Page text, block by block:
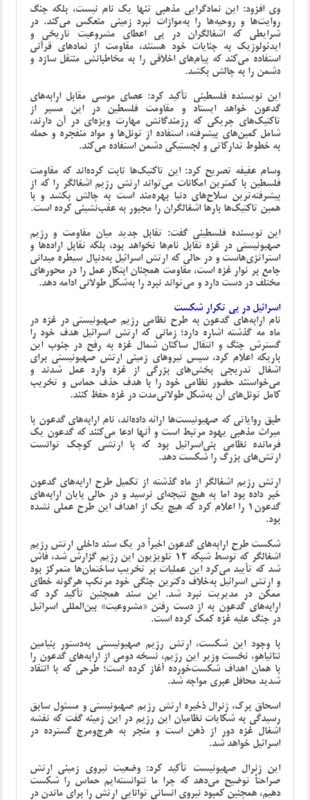
وی افزود: این نمادگرایی مذهبی تنها یک نام نیست، بلکه جنگ
روایت‌ها و روحیه‌ها را به‌موازات نبرد زمینی منعکس می‌کند. در
شرایطی که اشغالگران در پی اعطای مشروعیت تاریخی و
ایدئولوژیک به جنایات خود هستند، مقاومت از نمادهای قرآنی
استفاده می‌کند که پیام‌های اخلاقی را به مخاطبانش منتقل سازد و
دشمن را به چالش بکشد.
این نویسنده فلسطینی تأکید کرد: عصای موسی مقابل ارابه‌های
گدعون خواهد ایستاد و مقاومت فلسطین در این مسیر از
تاکتیک‌های چریکی که رزمندگانش مهارت ویژه‌ای در آن دارند،
شامل کمین‌های پیشرفته، استفاده از تونل‌ها و مواد منفجره و حمله
به خطوط تدارکاتی و لجستیکی دشمن استفاده می‌کند.
وسام عفیفه تصریح کرد: این تاکتیک‌ها ثابت کرده‌اند که مقاومت
فلسطین با کمترین امکانات می‌تواند ارتش رژیم اشغالگر را که از
پیشرفته‌ترین سلاح‌های دنیا بهره‌مند است به چالش بکشد و با
همین تاکتیک‌ها بارها اشغالگران را مجبور به عقب‌نشینی کرده است.
این نویسنده فلسطینی گفت: تقابل جدید میان مقاومت و رژیم
صهیونیستی در غزه تقابل نام‌ها نخواهد بود، بلکه تقابل اراده‌ها و
استراتژی‌هاست و در حالی که ارتش اسرائیل به‌دنبال سیطره میدانی
جامع بر نوار غزه است، مقاومت همچنان ابتکار عمل را در محورهای
مختلف در دست دارد و می‌تواند نبرد را به‌شکل طولانی ادامه دهد.
اسرائیل در پی تکرار شکست
نام ارابه‌های گدعون به طرح نظامی رژیم صهیونیستی در غزه در
ماه مه گذشته اشاره دارد؛ زمانی که ارتش اسرائیل هدف خود را
گسترش جنگ و انتقال ساکنان شمال غزه به رفح در جنوب این
باریکه اعلام کرد، سپس نیروهای زمینی ارتش صهیونیستی برای
اشغال تدریجی بخش‌های بزرگی از غزه وارد عمل شدند و
می‌خواستند حضور نظامی خود را با هدف حذف حماس و تخریب
کامل تونل‌های آن به‌شکل طولانی‌مدت در غزه حفظ کنند.
طبق روایاتی که صهیونیست‌ها ارائه داده‌اند، نام ارابه‌های گدعون با
میراث مذهبی یهود مرتبط است و آنها ادعا می‌کنند که گدعون یک
فرمانده نظامی بنی‌اسرائیل بود که با ارتشی کوچک توانست
ارتش‌های بزرگ را شکست دهد.
ارتش رژیم اشغالگر از ماه گذشته از تکمیل طرح ارابه‌های گدعون
خبر داده بود اما به هیچ نتیجه‌ای نرسید و در حالی پایان ارابه‌های
گدعون1 را اعلام کرد که هیچ یک از اهداف این طرح عملی نشده
بود.
شکست طرح ارابه‌های گدعون اخیراً در یک سند داخلی ارتش رژیم
اشغالگر که توسط شبکه 12 تلویزیون این رژیم گزارش شد، فاش
شد که تأیید می‌کرد این عملیات بر تخریب ساختمان‌ها متمرکز بود
و ارتش اسرائیل به‌خلاف دکترین جنگی خود مرتکب هرگونه خطای
ممکن در مدیریت نبرد شد. این سند همچنین تأکید کرد که
ارابه‌های گدعون به از دست رفتن «مشروعیت» بین‌المللی اسرائیل
در جنگ علیه غزه کمک کرده است.
با وجود این شکست، ارتش رژیم صهیونیستی به‌دستور بنیامین
نتانیاهو، نخست وزیر این رژیم، نسخه دومی از ارابه‌های گدعون را
با همان اهداف شکست‌خورده آغاز کرده است؛ طرحی که با انتقاد
شدید محافل عبری مواجه شد.
اسحاق برک، ژنرال ذخیره ارتش رژیم صهیونیستی و مسئول سابق
رسیدگی به شکایات نظامیان این رژیم در این زمینه گفت که نقشه
اشغال غزه دور از ذهن است و منجر به هرج‌ومرج گسترده در
اسرائیل خواهد شد.
این ژنرال صهیونیست تأکید کرد: وضعیت نیروی زمینی ارتش
صراحتاً توضیح می‌دهد که چرا ما نتوانسته‌ایم حماس را شکست
دهیم، همچنین کمبود نیروی انسانی توانایی ارتش را برای ماندن در